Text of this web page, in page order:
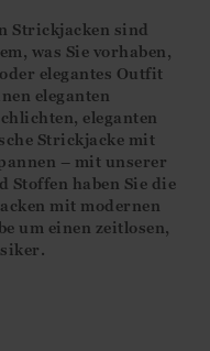
Strickjacken sind
was Sie vorhaben,
elegantes Outfit
eleganten
eleganten
Strickjacke mit
– mit unserer
Stoffen haben Sie die
mit modernen
um einen zeitlosen,